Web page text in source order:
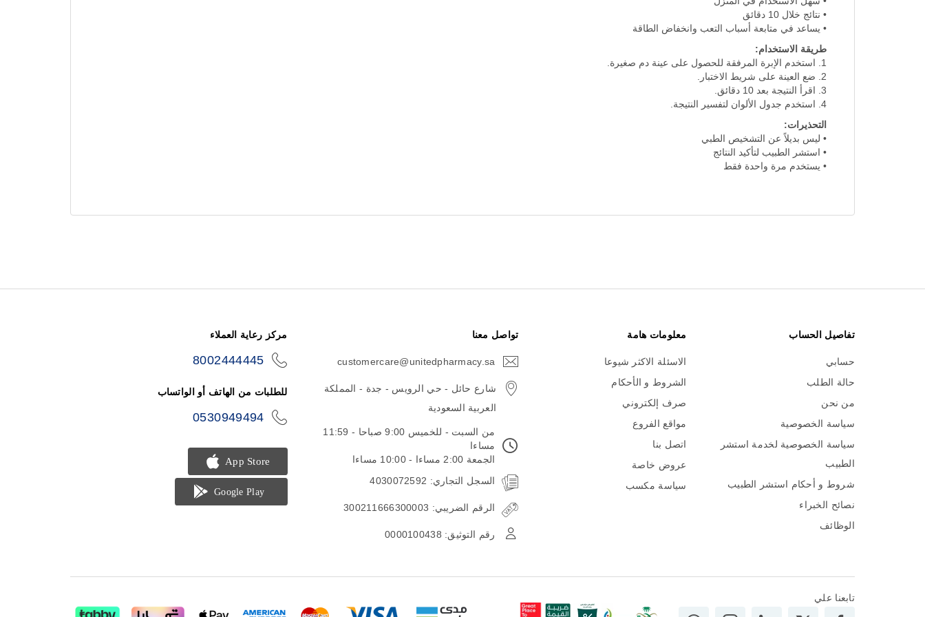
• نتائج خلال 10 دقائق
• يساعد في متابعة أسباب التعب وانخفاض الطاقة
طريقة الاستخدام:
1. استخدم الإبرة المرفقة للحصول على عينة دم صغيرة.
2. ضع العينة على شريط الاختبار.
3. اقرأ النتيجة بعد 10 دقائق.
4. استخدم جدول الألوان لتفسير النتيجة.
التحذيرات:
• ليس بديلاً عن التشخيص الطبي
• استشر الطبيب لتأكيد النتائج
• يستخدم مرة واحدة فقط
تفاصيل الحساب
حسابي
حالة الطلب
من نحن
سياسة الخصوصية
سياسة الخصوصية لخدمة استشر
الطبيب
شروط و أحكام استشر الطبيب
نصائح الخبراء
الوظائف
معلومات هامة
الاسئلة الاكثر شيوعا
الشروط و الأحكام
صرف إلكتروني
مواقع الفروع
اتصل بنا
عروض خاصة
سياسة مكسب
تواصل معنا
customercare@unitedpharmacy.sa
شارع حائل - حي الرويس - جدة - المملكة
العربية السعودية
من السبت - للخميس 9:00 صباحا - 11:59
مساءا
الجمعة 2:00 مساءا - 10:00 مساءا
السجل التجاري: 4030072592
الرقم الضريبي: 300211666300003
رقم التوثيق: 0000100438
مركز رعاية العملاء
8002444445
للطلبات من الهاتف أو الواتساب
0530949494
تابعنا علي